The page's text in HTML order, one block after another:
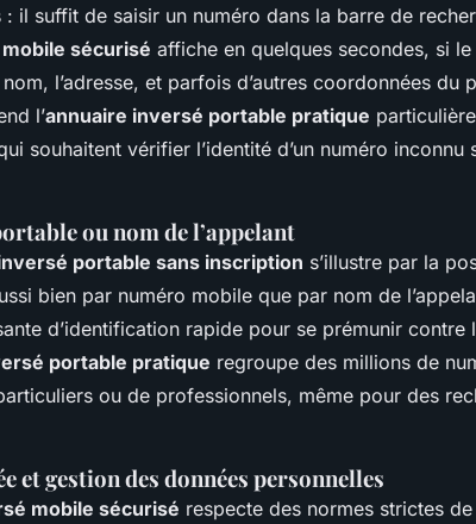
il suffit de saisir un numéro dans la barre de
sécurisé affiche en quelques secondes, si le
l’adresse, et parfois d’autres coordonnées du
l’annuaire inversé portable pratique
souhaitent vérifier l’identité d’un numéro inconnu
ou nom de l’appelant
portable sans inscription s’illustre par la
bien par numéro mobile que par nom de
d’identification rapide pour se prémunir contre
portable pratique regroupe des millions de
ou de professionnels, même pour des
et gestion des données personnelles
mobile sécurisé respecte des normes strictes de